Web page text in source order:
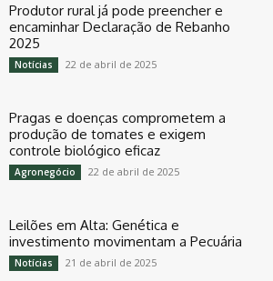
Produtor rural já pode preencher e
encaminhar Declaração de Rebanho
2025
Notícias 22 de abril de 2025
Pragas e doenças comprometem a
produção de tomates e exigem
controle biológico eficaz
Agronegócio 22 de abril de 2025
Leilões em Alta: Genética e
investimento movimentam a Pecuária
Notícias 21 de abril de 2025